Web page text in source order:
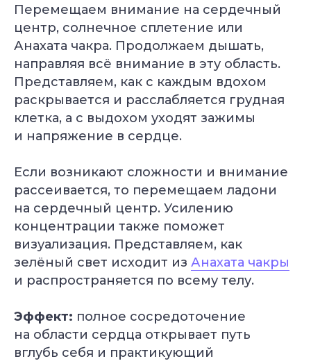
Перемещаем внимание на сердечный
центр, солнечное сплетение или
Анахата чакра. Продолжаем дышать,
направляя всё внимание в эту область.
Представляем, как с каждым вдохом
раскрывается и расслабляется грудная
клетка, а с выдохом уходят зажимы
и напряжение в сердце.
Если возникают сложности и внимание
рассеивается, то перемещаем ладони
на сердечный центр. Усилению
концентрации также поможет
визуализация. Представляем, как
зелёный свет исходит из Анахата чакры
и распространяется по всему телу.
Эффект: полное сосредоточение
на области сердца открывает путь
вглубь себя и практикующий